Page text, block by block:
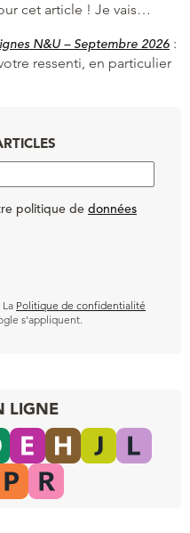
cet article ! Je vais…
N&U – Septembre 2026 :
ressenti, en particulier
politique de données
Politique de confidentialité
s’appliquent.
LIGNE